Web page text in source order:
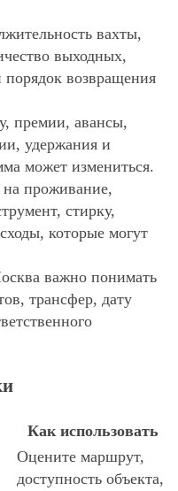
вахты,
выходных,
возвращения
премии, авансы,
удержания и
может измениться.
проживание,
стирку,
которые могут
важно понимать
трансфер, дату
Как использовать
Оцените маршрут,
доступность объекта,